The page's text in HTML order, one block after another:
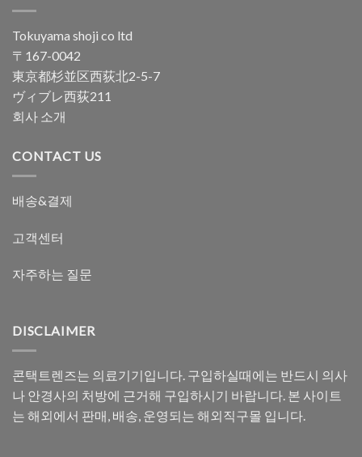
Tokuyama shoji co ltd
〒167-0042
東京都杉並区西荻北2-5-7
ヴィブレ西荻211
회사 소개
CONTACT US
배송&결제
고객센터
자주하는 질문
DISCLAIMER
콘택트렌즈는 의료기기입니다. 구입하실때에는 반드시 의사
나 안경사의 처방에 근거해 구입하시기 바랍니다. 본 사이트
는 해외에서 판매, 배송, 운영되는 해외직구몰 입니다.